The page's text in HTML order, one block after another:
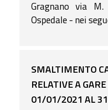
Gragnano via
Ospedale - nei
SMALTIMENTO
RELATIVE A
01/01/2021 AL